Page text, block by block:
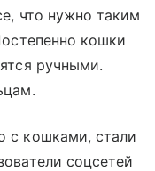
что нужно таким
кошки
ручными.
с кошками, стали
соцсетей